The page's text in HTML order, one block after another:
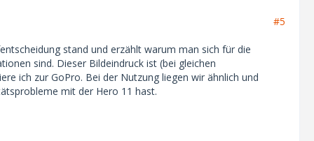
#5
stand und erzählt warum man sich für die
sind. Dieser Bildeindruck ist (bei gleichen
ich zur GoPro. Bei der Nutzung liegen wir ähnlich und
mit der Hero 11 hast.